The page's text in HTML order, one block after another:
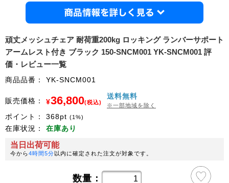
頑丈メッシュチェア 耐荷重200kg ロッキング ランバーサポート
アームレスト付き ブラック 150-SNCM001 YK-SNCM001 評
価・レビュー一覧
商品品番： YK-SNCM001
販売価格： ¥36,800(税込)
送料無料
※一部地域を除く
ポイント： 368pt (1%)
在庫状況： 在庫あり
当日出荷可能
今から4時間5分以内に確定された注文が対象です。
数量：